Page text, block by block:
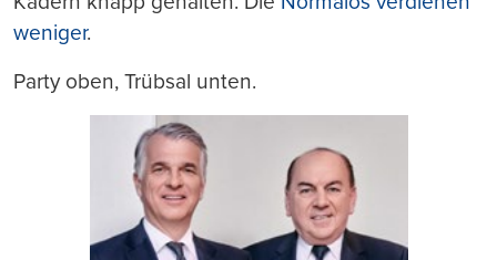
weniger.
Party oben, Trübsal unten.